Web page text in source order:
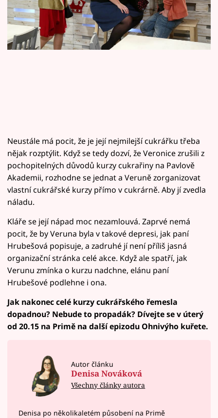
Sledujte prima+
Filmový festival Karlovy Vary
Sledujte nás
Neustále má pocit, že je její nejmilejší cukrářku třeba
nějak rozptýlit. Když se tedy dozví, že Veronice zrušili z
pochopitelných důvodů kurzy cukrařiny na Pavlově
Akademii, rozhodne se jednat a Veruně zorganizovat
vlastní cukrářské kurzy přímo v cukrárně. Aby jí zvedla
náladu.
Kláře se její nápad moc nezamlouvá. Zaprvé nemá
pocit, že by Veruna byla v takové depresi, jak paní
Hrubešová popisuje, a zadruhé jí není příliš jasná
organizační stránka celé akce. Když ale spatří, jak
Verunu zmínka o kurzu nadchne, elánu paní
Hrubešové podlehne i ona.
Jak nakonec celé kurzy cukrářského řemesla
dopadnou? Nebude to propadák? Dívejte se v úterý
od 20.15 na Primě na další epizodu Ohnivýho kuřete.
Autor článku
Denisa Nováková
Všechny články autora
Denisa po několikaletém působení na Primě